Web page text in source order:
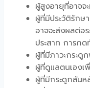
ผู้สูงอายุที่อาจจ
ผู้ที่มีประวัติรักษ
อาจจะส่งผลต่อ
ประสาท การก
ผู้ที่มีภาวะกระดู
ผู้ที่ดูแลตนเองเ
ผู้ที่มีกระดูกสัน